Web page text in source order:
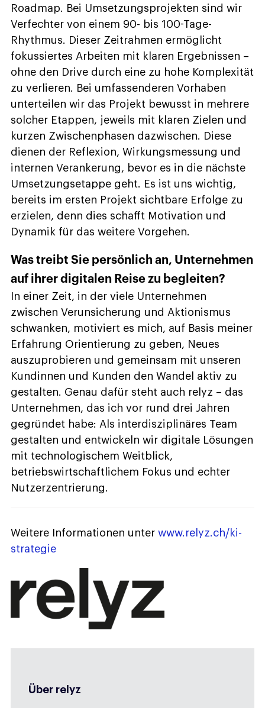
Roadmap. Bei Umsetzungsprojekten sind wir
Verfechter von einem 90- bis 100-Tage-
Rhythmus. Dieser Zeitrahmen ermöglicht
fokussiertes Arbeiten mit klaren Ergebnissen –
ohne den Drive durch eine zu hohe Komplexität
zu verlieren. Bei umfassenderen Vorhaben
unterteilen wir das Projekt bewusst in mehrere
solcher Etappen, jeweils mit klaren Zielen und
kurzen Zwischenphasen dazwischen. Diese
dienen der Reflexion, Wirkungsmessung und
internen Verankerung, bevor es in die nächste
Umsetzungsetappe geht. Es ist uns wichtig,
bereits im ersten Projekt sichtbare Erfolge zu
erzielen, denn dies schafft Motivation und
Dynamik für das weitere Vorgehen.
Was treibt Sie persönlich an, Unternehmen
auf ihrer digitalen Reise zu begleiten?
In einer Zeit, in der viele Unternehmen
zwischen Verunsicherung und Aktionismus
schwanken, motiviert es mich, auf Basis meiner
Erfahrung Orientierung zu geben, Neues
auszuprobieren und gemeinsam mit unseren
Kundinnen und Kunden den Wandel aktiv zu
gestalten. Genau dafür steht auch relyz – das
Unternehmen, das ich vor rund drei Jahren
gegründet habe: Als interdisziplinäres Team
gestalten und entwickeln wir digitale Lösungen
mit technologischem Weitblick,
betriebswirtschaftlichem Fokus und echter
Nutzerzentrierung.
Weitere Informationen unter www.relyz.ch/ki-
strategie
Über relyz